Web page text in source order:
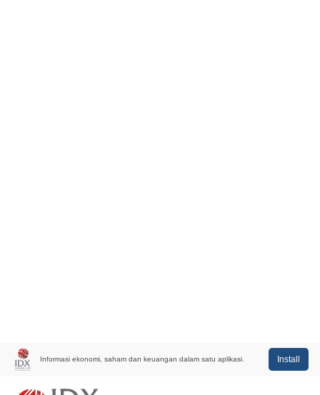
Informasi ekonomi, saham dan keuangan dalam satu aplikasi. Install